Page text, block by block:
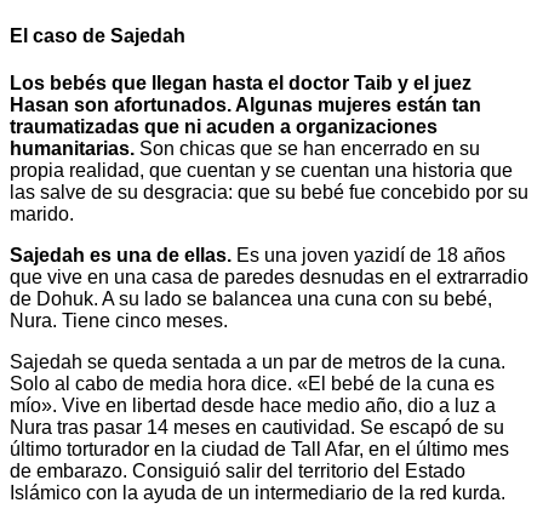
El caso de Sajedah
Los bebés que llegan hasta el doctor Taib y el juez
Hasan son afortunados. Algunas mujeres están tan
traumatizadas que ni acuden a organizaciones
humanitarias. Son chicas que se han encerrado en su
propia realidad, que cuentan y se cuentan una historia que
las salve de su desgracia: que su bebé fue concebido por su
marido.
Sajedah es una de ellas. Es una joven yazidí de 18 años
que vive en una casa de paredes desnudas en el extrarradio
de Dohuk. A su lado se balancea una cuna con su bebé,
Nura. Tiene cinco meses.
Sajedah se queda sentada a un par de metros de la cuna.
Solo al cabo de media hora dice. «El bebé de la cuna es
mío». Vive en libertad desde hace medio año, dio a luz a
Nura tras pasar 14 meses en cautividad. Se escapó de su
último torturador en la ciudad de Tall Afar, en el último mes
de embarazo. Consiguió salir del territorio del Estado
Islámico con la ayuda de un intermediario de la red kurda.